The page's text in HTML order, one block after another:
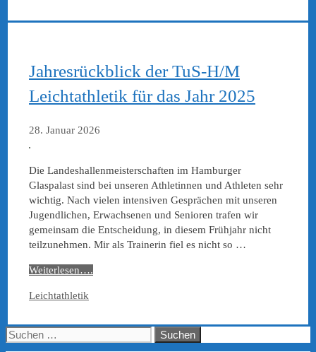
Jahresrückblick der TuS-H/M
Leichtathletik für das Jahr 2025
28. Januar 2026
Die Landeshallenmeisterschaften im Hamburger
Glaspalast sind bei unseren Athletinnen und Athleten sehr
wichtig. Nach vielen intensiven Gesprächen mit unseren
Jugendlichen, Erwachsenen und Senioren trafen wir
gemeinsam die Entscheidung, in diesem Frühjahr nicht
teilzunehmen. Mir als Trainerin fiel es nicht so …
Weiterlesen….
Kategorien
Leichtathletik
Suchen
nach: